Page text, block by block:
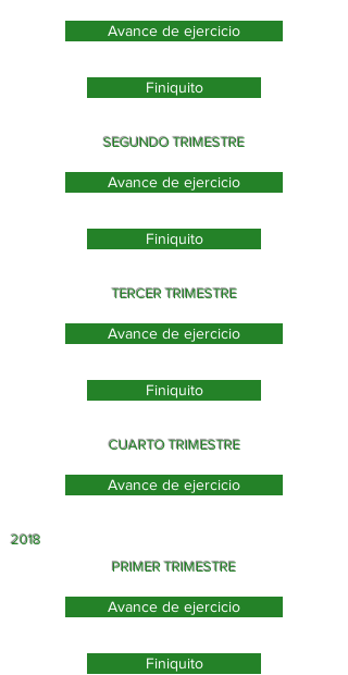
Avance de ejercicio
Finiquito
SEGUNDO TRIMESTRE
Avance de ejercicio
Finiquito
TERCER TRIMESTRE
Avance de ejercicio
Finiquito
CUARTO TRIMESTRE
Avance de ejercicio
2018
PRIMER TRIMESTRE
Avance de ejercicio
Finiquito